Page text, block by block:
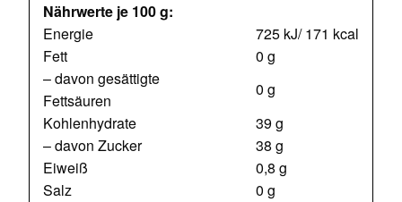
Nährwerte je 100 g:
Energie
725 kJ/ 171 kcal
Fett
0 g
– davon gesättigte
Fettsäuren
0 g
Kohlenhydrate
39 g
– davon Zucker
38 g
Eiweiß
0,8 g
Salz
0 g